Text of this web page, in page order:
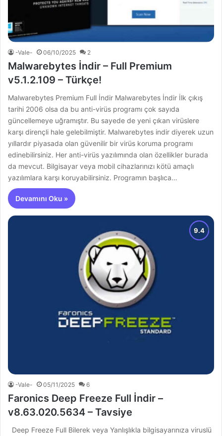
-Vale- 06/10/2025 2
Malwarebytes İndir – Full Premium
v5.1.2.109 – Türkçe!
Malwarebytes Premium Full İndir Malwarebytes İndir İlk çıkış
tarihi 2006 olsa da bu anti-virüs programı çok sayıda
güncellemeye uğramıştır. Bu sayede de yeni çıkan virüslere
karşı dirençli hale gelebilmiştir. Malwarebytes indir diyerek uzun
yıllardır piyasada olan güvenilir bir virüs koruma programı
edinebilirsiniz. Her anti-virüs yazılımında olan özellikler burada
da mevcut. Bilgisayar veya mobil cihazlarınızı kötü amaçlı
yazılımlara karşı koruyabilirsiniz. Programın başlıca…
Devamını Oku »
-Vale- 05/11/2025 6
Faronics Deep Freeze Full İndir –
v8.63.020.5634 – Tavsiye
Deep Freeze Full Bilerek veya Yanlışlıkla bilgisayarınıza viruslü